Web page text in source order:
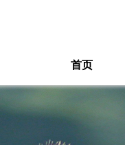
首页